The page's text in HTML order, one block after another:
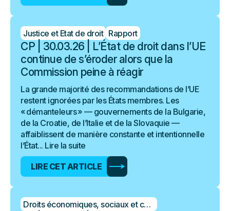
Justice et Etat de droit Rapport
CP | 30.03.26 | L’État de droit dans l’UE
continue de s’éroder alors que la
Commission peine à réagir
La grande majorité des recommandations de l’UE
restent ignorées par les États membres. Les
« démanteleurs » — gouvernements de la Bulgarie,
de la Croatie, de l’Italie et de la Slovaquie —
affaiblissent de manière constante et intentionnelle
l’État... Lire la suite
LIRE CET ARTICLE
Droits économiques, sociaux et culturels